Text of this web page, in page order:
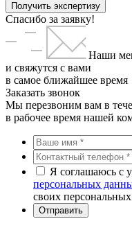
Получить экспертизу
Спасибо за заявку!
Наши
и свяжутся с вами
в самое ближайшее время
Заказать звонок
Мы перезвоним вам в
в рабочее время нашей
Я соглашаюсь с
персональных
своих